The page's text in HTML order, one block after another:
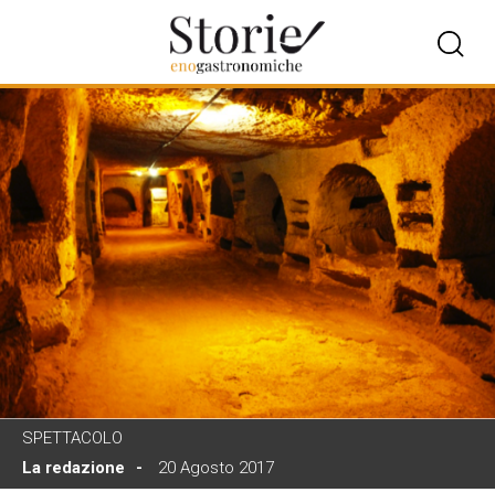
SPETTACOLO
La redazione
20 Agosto 2017